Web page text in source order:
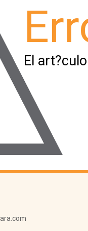
El